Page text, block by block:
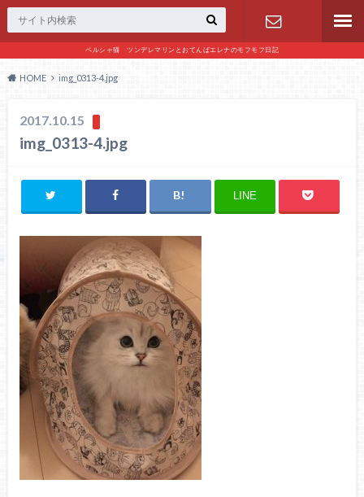
ペルシャ猫 ツンデレマリンとおてんばエレナのモフモフ日記
お問い合わ
HOME img_0313-4.jpg
2017.10.15
img_0313-4.jpg
LINE